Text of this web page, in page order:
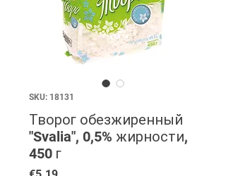
SKU: 18131
Творог обезжиренный
"Svalia", 0,5% жирности,
450 г